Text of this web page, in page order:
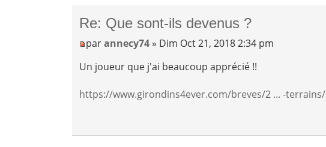
Re: Que sont-ils devenus ?
parannecy74 » Dim Oct 21, 2018 2:34 pm
Un joueur que j'ai beaucoup apprécié !!
https://www.girondins4ever.com/breves/2 ... -terrains/